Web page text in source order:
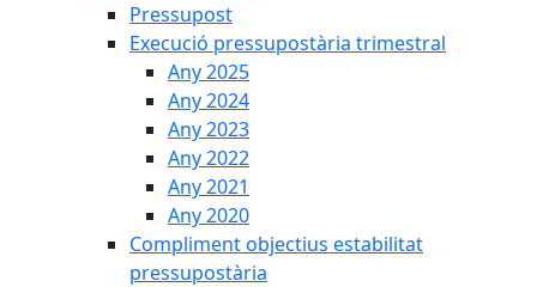
Pressupost
Execució pressupostària trimestral
Any 2025
Any 2024
Any 2023
Any 2022
Any 2021
Any 2020
Compliment objectius estabilitat
pressupostària